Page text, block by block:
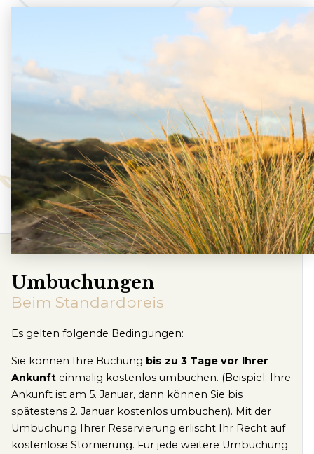
Umbuchungen
Beim Standardpreis
Es gelten folgende Bedingungen:
Sie können Ihre Buchung bis zu 3 Tage vor Ihrer
Ankunft einmalig kostenlos umbuchen. (Beispiel: Ihre
Ankunft ist am 5. Januar, dann können Sie bis
spätestens 2. Januar kostenlos umbuchen). Mit der
Umbuchung Ihrer Reservierung erlischt Ihr Recht auf
kostenlose Stornierung. Für jede weitere Umbuchung